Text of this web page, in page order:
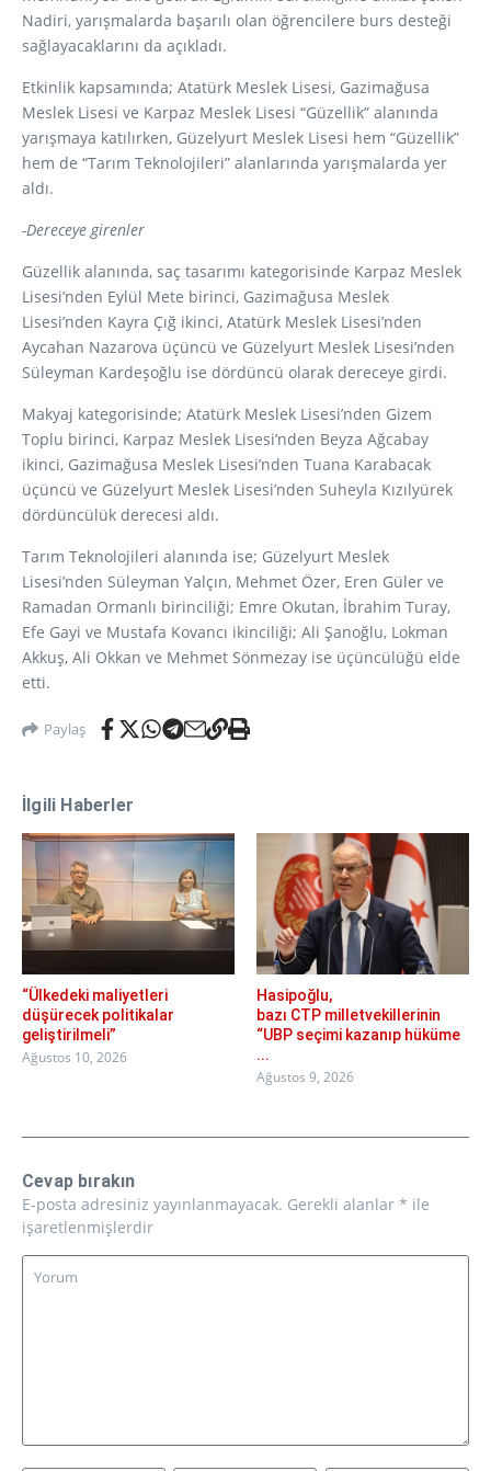
Nadiri, yarışmalarda başarılı olan öğrencilere burs desteği
sağlayacaklarını da açıkladı.
Etkinlik kapsamında; Atatürk Meslek Lisesi, Gazimağusa
Meslek Lisesi ve Karpaz Meslek Lisesi “Güzellik” alanında
yarışmaya katılırken, Güzelyurt Meslek Lisesi hem “Güzellik”
hem de “Tarım Teknolojileri” alanlarında yarışmalarda yer
aldı.
-Dereceye girenler
Güzellik alanında, saç tasarımı kategorisinde Karpaz Meslek
Lisesi’nden Eylül Mete birinci, Gazimağusa Meslek
Lisesi’nden Kayra Çığ ikinci, Atatürk Meslek Lisesi’nden
Aycahan Nazarova üçüncü ve Güzelyurt Meslek Lisesi’nden
Süleyman Kardeşoğlu ise dördüncü olarak dereceye girdi.
Makyaj kategorisinde; Atatürk Meslek Lisesi’nden Gizem
Toplu birinci, Karpaz Meslek Lisesi’nden Beyza Ağcabay
ikinci, Gazimağusa Meslek Lisesi’nden Tuana Karabacak
üçüncü ve Güzelyurt Meslek Lisesi’nden Suheyla Kızılyürek
dördüncülük derecesi aldı.
Tarım Teknolojileri alanında ise; Güzelyurt Meslek
Lisesi’nden Süleyman Yalçın, Mehmet Özer, Eren Güler ve
Ramadan Ormanlı birinciliği; Emre Okutan, İbrahim Turay,
Efe Gayi ve Mustafa Kovancı ikinciliği; Ali Şanoğlu, Lokman
Akkuş, Ali Okkan ve Mehmet Sönmezay ise üçüncülüğü elde
etti.
Paylaş
İlgili Haberler
“Ülkedeki maliyetleri
düşürecek politikalar
geliştirilmeli”
Ağustos 10, 2026
Hasipoğlu,
bazı CTP milletvekillerinin
“UBP seçimi kazanıp hüküme
...
Ağustos 9, 2026
Cevap bırakın
E-posta adresiniz yayınlanmayacak. Gerekli alanlar * ile
işaretlenmişlerdir